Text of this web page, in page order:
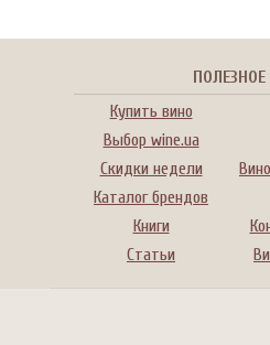
ПОЛЕЗНОЕ
Купить вино
Выбор wine.ua
Скидки недели
Каталог брендов
Книги
Статьи